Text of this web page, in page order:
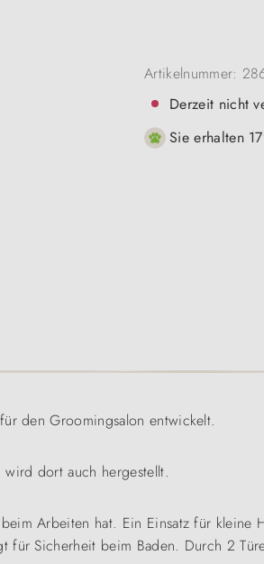
Artikelnummer:
Derzeit nicht
Sie erhalten
den Groomingsalon entwickelt.
dort auch hergestellt.
Arbeiten hat. Ein Einsatz für kleine
für Sicherheit beim Baden. Durch 2